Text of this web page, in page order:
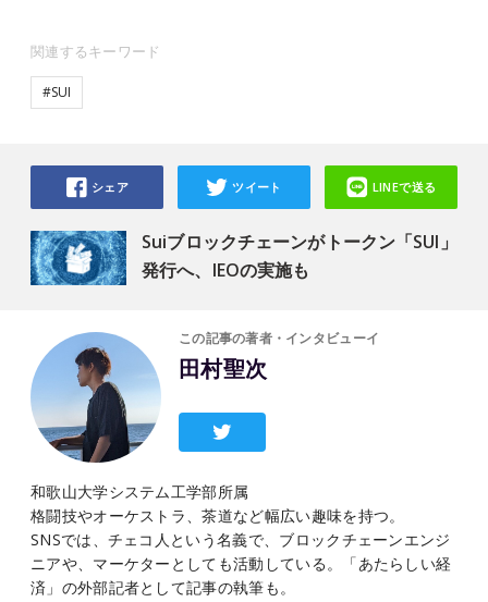
関連するキーワード
#SUI
Suiブロックチェーンがトークン「SUI」
発行へ、IEOの実施も
シェア ツイート LINEで送る
この記事の著者・インタビューイ
田村聖次
和歌山大学システム工学部所属
格闘技やオーケストラ、茶道など幅広い趣味を持つ。
SNSでは、チェコ人という名義で、ブロックチェーンエンジ
ニアや、マーケターとしても活動している。「あたらしい経
済」の外部記者として記事の執筆も。